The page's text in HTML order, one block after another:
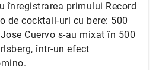
înregistrarea primului Record
de cocktail-uri cu bere: 500
Cuervo s-au mixat în 500
într-un efect